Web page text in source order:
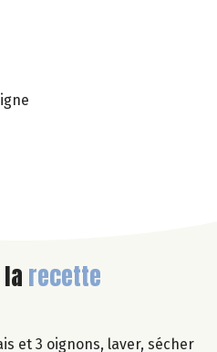
recette
et 3 oignons, laver, sécher